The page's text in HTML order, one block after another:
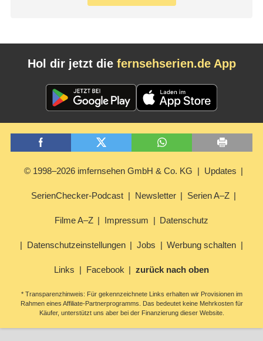
Hol dir jetzt die fernsehserien.de App
© 1998–2026 imfernsehen GmbH & Co. KG Updates
SerienChecker-Podcast Newsletter Serien A–Z
Filme A–Z Impressum Datenschutz
Datenschutzeinstellungen Jobs Werbung schalten
Links Facebook zurück nach oben
* Transparenzhinweis: Für gekennzeichnete Links erhalten wir Provisionen im
Rahmen eines Affiliate-Partnerprogramms. Das bedeutet keine Mehrkosten für
Käufer, unterstützt uns aber bei der Finanzierung dieser Website.